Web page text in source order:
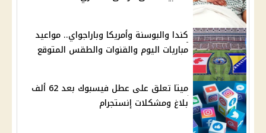
كندا والبوسنة وأمريكا وباراجواي.. مواعيد
مباريات اليوم والقنوات والطقس المتوقع
ميتا تعلق على عطل فيسبوك بعد 62 ألف
بلاغ ومشكلات إنستجرام